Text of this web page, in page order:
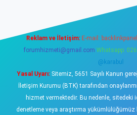
Reklam ve İletişim: E-mail:
forumhizmeti@gmail.com Whatsapp:
@karabul
Yasal Uyarı:Sitemiz, 5651 Sayılı Kanun
İletişim Kurumu (BTK) tarafından
hizmet vermektedir. Bu nedenle, sitedeki
denetleme veya araştırma yükümlülüğümüz